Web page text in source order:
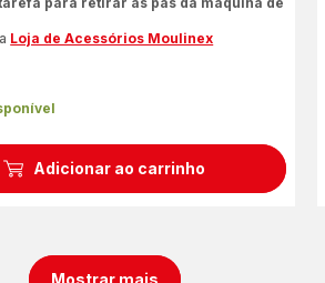
Adicionar ao carrinho
Loja de Acessórios Moulinex
Mostrar mais